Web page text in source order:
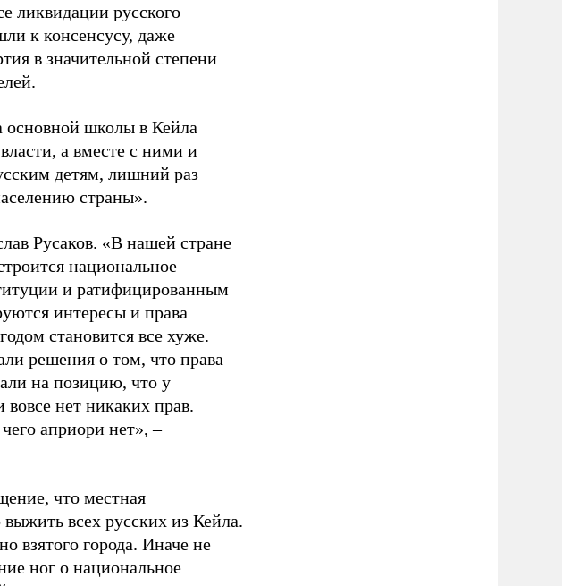
ликвидации русского
к консенсусу, даже
в значительной степени
основной школы в Кейла
а вместе с ними и
детям, лишний раз
страны».
Русаков. «В нашей стране
национальное
и ратифицированным
интересы и права
становится все хуже.
решения о том, что права
на позицию, что у
нет никаких прав.
априори нет», –
что местная
всех русских из Кейла.
взятого города. Иначе не
ног о национальное